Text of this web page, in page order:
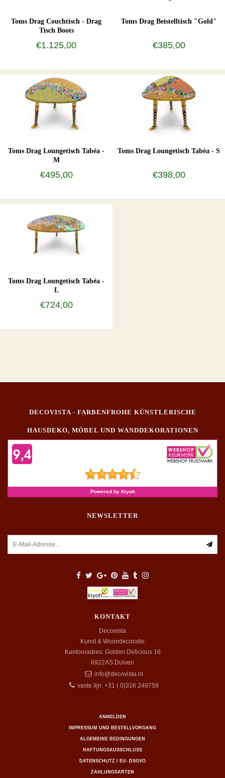
Toms Drag Couchtisch - Drag
Tisch Boots
€1.125,00
Toms Drag Beistelltisch "Gold"
€385,00
Toms Drag Loungetisch Tabéa -
M
€495,00
Toms Drag Loungetisch Tabéa - S
€398,00
Toms Drag Loungetisch Tabéa -
L
€724,00
DECOVISTA - FARBENFROHE KÜNSTLERISCHE
HAUSDEKO, MÖBEL UND WANDDEKORATIONEN
NEWSLETTER
KONTAKT
Decovista
Kunst & Woondecoratie
Kantooradres: Golden Delicious 16
6922AS Duiven
info@decovista.nl
vaste lijn: +31 ( 0)316 249759
ANMELDEN
IMPRESSUM UND BESTELLVORGANG
ALGEMEINE BEDINGUNGEN
HAFTUNGSAUSSCHLUSS
DATENSCHUTZ / EU- DSGVO
ZAHLUNGSARTEN